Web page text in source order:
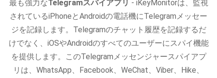
最も強力なTelegramスパイアプリ - iKeyMonitorは、監視
されているiPhoneとAndroidの電話機にTelegramメッセー
ジを記録します。Telegramのチャット履歴を記録するだ
けでなく、iOSやAndroidのすべてのユーザーにスパイ機能
を提供します。このTelegramメッセンジャースパイアプ
リは、WhatsApp、Facebook、WeChat、Viber、Hike、